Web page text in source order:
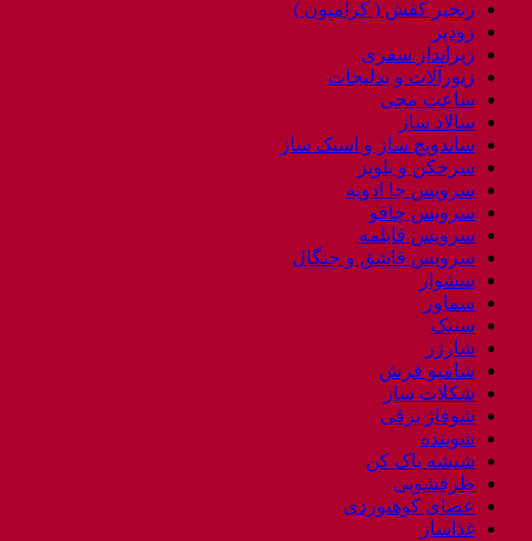
زنجیر کفش ( کرامپون )
زودپز
زیرانداز سفری
زیورآلات و بدلیجات
ساعت مچی
سالاد ساز
ساندویچ ساز و اسنک ساز
سرخکن و پلوپز
سرویس جا ادویه
سرویس چاقو
سرویس قابلمه
سرویس قاشق و چنگال
سشوار
سماور
سینک
شارژر
شامپو فرش
شکلات ساز
شوفاژ برقی
شوینده
شیشه پاک کن
ظرفشویی
عصای کوهنوردی
غذاساز